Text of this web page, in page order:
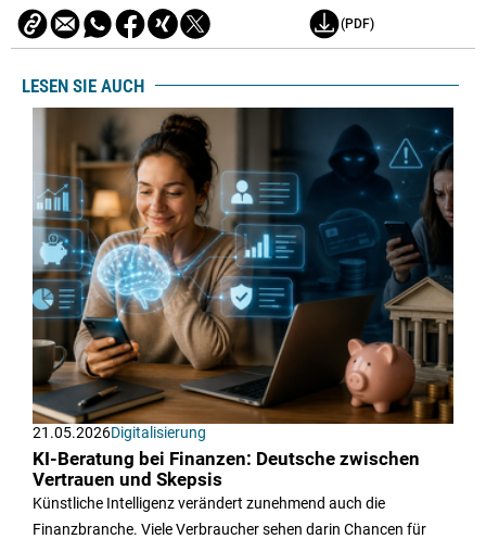
(PDF)
LESEN SIE AUCH
21.05.2026Digitalisierung
KI-Beratung bei Finanzen: Deutsche zwischen
Vertrauen und Skepsis
Künstliche Intelligenz verändert zunehmend auch die
Finanzbranche. Viele Verbraucher sehen darin Chancen für